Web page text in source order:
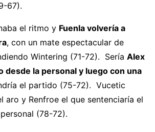
67).
el ritmo y Fuenla volvería a
, con un mate espectacular de
Wintering (71-72). Sería Alex
desde la personal y luego con una
el partido (75-72). Vucetic
aro y Renfroe el que sentenciaría el
(78-72).